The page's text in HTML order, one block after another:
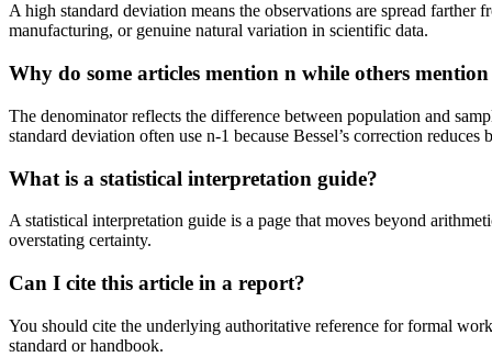
A high standard deviation means the observations are spread
manufacturing, or genuine natural variation in scientific data.
Why do some articles mention n while others
The denominator reflects the difference between population and
standard deviation often use n-1 because Bessel’s correction
What is a statistical interpretation guide?
A statistical interpretation guide is a page that moves beyond
overstating certainty.
Can I cite this article in a report?
You should cite the underlying authoritative reference for formal
standard or handbook.